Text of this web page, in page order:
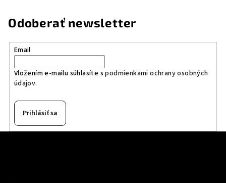
Odoberať newsletter
Email
Vložením e-mailu súhlasíte spodmienkami ochrany osobných
údajov.
Prihlásiť sa